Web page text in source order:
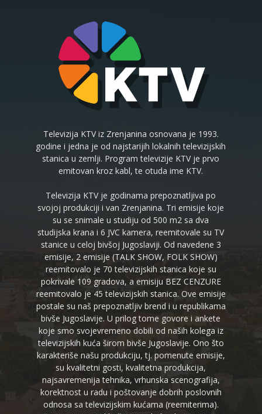
Televizija KTV iz Zrenjanina osnovana je 1993.
godine i jedna je od najstarijih lokalnih televizijskih
stanica u zemlji. Program televizije KTV je prvo
emitovan kroz kabl, te otuda ime KTV.
Televizija KTV je godinama prepoznatljiva po
svojoj produkciji i van Zrenjanina. Tri emisije koje
su se snimale u studiju od 500 m2 sa dva
studijska krana i 6 JVC kamera, reemitovale su TV
stanice u celoj bivšoj Jugoslaviji. Od navedene 3
emisije, 2 emisije (TALK SHOW, FOLK SHOW)
reemitovalo je 70 televizijskih stanica koje su
pokrivale 109 gradova, a emisiju BEZ CENZURE
reemitovalo je 45 televizijskih stanica. Ove emisije
postale su naš prepoznatljiv brend i u republikama
bivše Jugoslavije. U prilog tome govore i ankete
koje smo svojevremeno dobili od naših kolega iz
televizijskih kuća širom bivše Jugoslavije. Ono što
karakteriše našu produkciju, tj. pomenute emisije,
su kvalitetni gosti, kvalitetna produkcija,
najsavremenija tehnika, vrhunska scenografija,
korektnost u radu i poštovanje dobrih poslovnih
odnosa sa televizijskim kućama (reemiterima).